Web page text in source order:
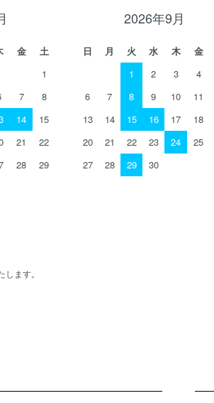
金
土
1
7
8
14
15
21
22
28
29
2026年9月
日 月 火 水 木 金
1
2 3 4
6
7 8 9 10 11
13
14 15 16 17 18
20
21 22 23 24 25
27
28 29 30
ます。